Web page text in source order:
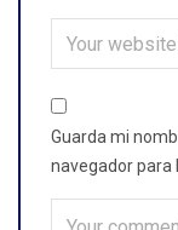
Guarda mi
navegador para